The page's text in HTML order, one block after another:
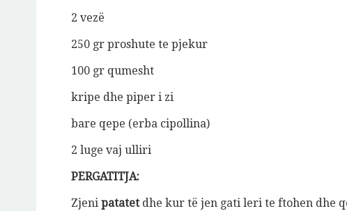
2 vezë
250 gr proshute te pjekur
100 gr qumesht
kripe dhe piper i zi
bare qepe (erba cipollina)
2 luge vaj ulliri
PERGATITJA:
Zjeni patatet dhe kur të jen gati leri te ftohen dhe